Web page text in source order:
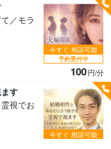
／モラ
100円/分
今すぐ 相談可能
予約受付中
す
視でお
今すぐ 相談可能